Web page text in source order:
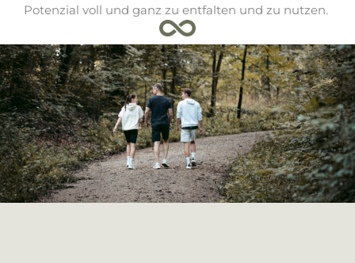
Potenzial voll und ganz zu entfalten und zu nutzen.